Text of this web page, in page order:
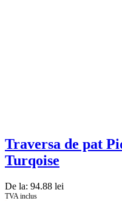
Traversa de pat
Turqoise
De la: 94.88 lei
TVA inclus